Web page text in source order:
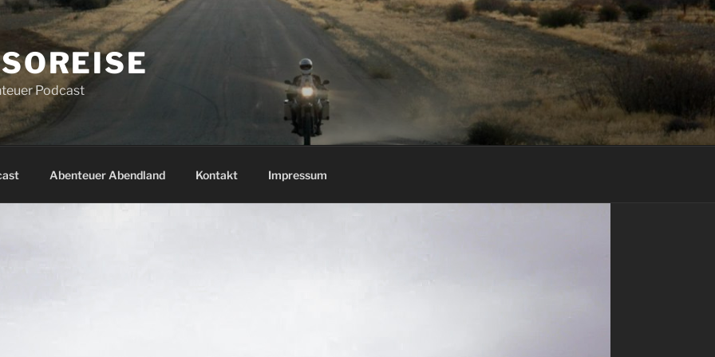
Podcast
Abenteuer Abendland Kontakt Impressum